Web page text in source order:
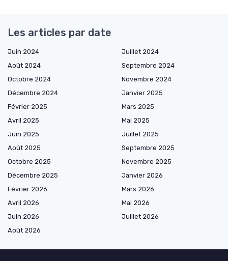
Les articles par date
Juin 2024
Juillet 2024
Août 2024
Septembre 2024
Octobre 2024
Novembre 2024
Décembre 2024
Janvier 2025
Février 2025
Mars 2025
Avril 2025
Mai 2025
Juin 2025
Juillet 2025
Août 2025
Septembre 2025
Octobre 2025
Novembre 2025
Décembre 2025
Janvier 2026
Février 2026
Mars 2026
Avril 2026
Mai 2026
Juin 2026
Juillet 2026
Août 2026